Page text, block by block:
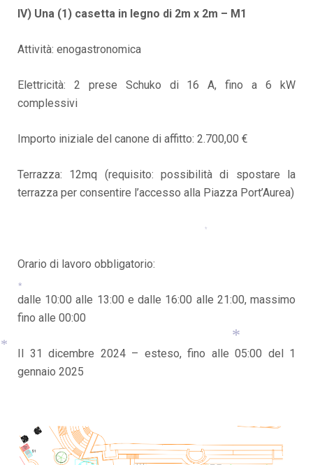
IV) Una (1) casetta in legno di 2m x 2m – M1
Attività: enogastronomica
Elettricità: 2 prese Schuko di 16 A, fino a 6 kW
complessivi
Importo iniziale del canone di affitto: 2.700,00 €
Terrazza: 12mq (requisito: possibilità di spostare la
terrazza per consentire l’accesso alla Piazza Port’Aurea)
Orario di lavoro obbligatorio:
dalle 10:00 alle 13:00 e dalle 16:00 alle 21:00, massimo
fino alle 00:00
Il 31 dicembre 2024 – esteso, fino alle 05:00 del 1
gennaio 2025